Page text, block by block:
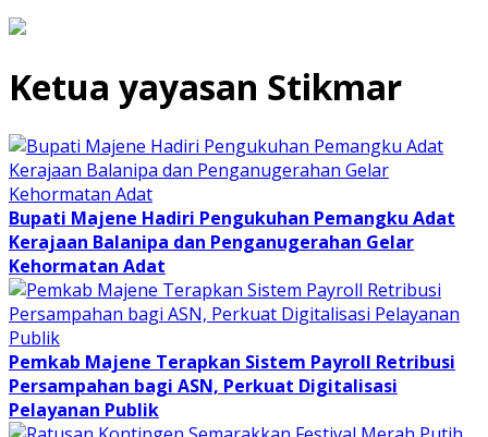
Ketua yayasan Stikmar
Bupati Majene Hadiri Pengukuhan Pemangku Adat
Kerajaan Balanipa dan Penganugerahan Gelar
Kehormatan Adat
Pemkab Majene Terapkan Sistem Payroll Retribusi
Persampahan bagi ASN, Perkuat Digitalisasi
Pelayanan Publik